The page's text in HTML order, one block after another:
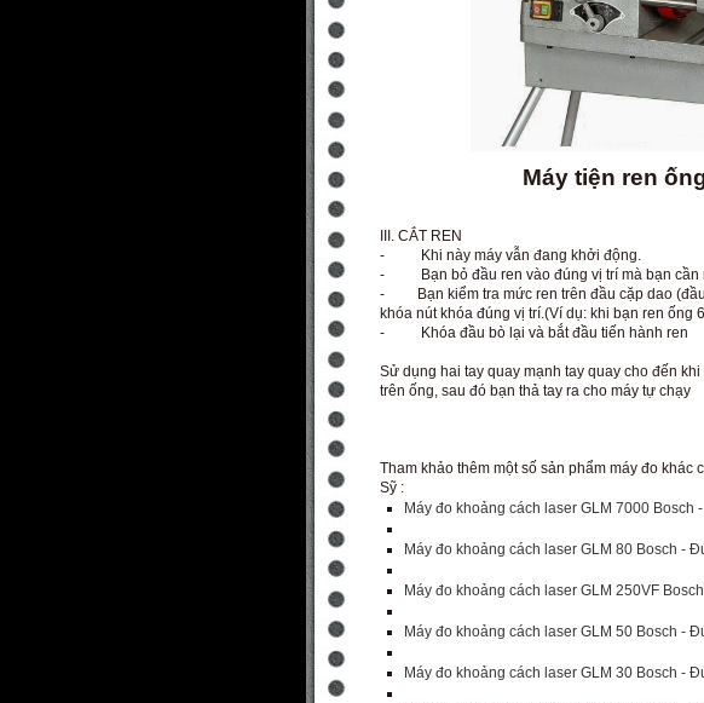
Máy tiện ren
III. CẮT REN
- Khi này máy vẫn đang khởi động.
- Bạn bỏ đầu ren vào đúng vị trí mà bạn cần
- Bạn kiểm tra mức ren trên đầu cặp dao (đầu
khóa nút khóa đúng vị trí.(Ví dụ: khi bạn ren ống
- Khóa đầu bò lại và bắt đầu tiến hành ren
Sử dụng hai tay quay mạnh tay quay cho đến
trên ống, sau đó bạn thả tay ra cho máy tự chạy
Tham khảo thêm một số sản phẩm máy đo khác
Sỹ :
Máy đo khoảng cách laser GLM 7000 Bosch
Máy đo khoảng cách laser GLM 80 Bosch -
Máy đo khoảng cách laser GLM 250VF
Máy đo khoảng cách laser GLM 50 Bosch -
Máy đo khoảng cách laser GLM 30 Bosch -